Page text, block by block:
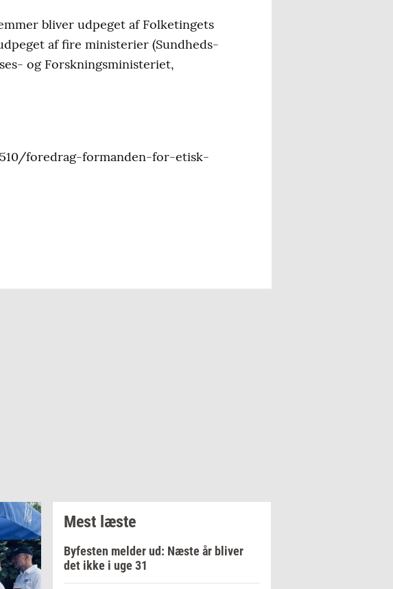
bliver udpeget af Folketingets
af fire ministerier (Sundheds-
og Forskningsministeriet,
foredrag-formanden-for-etisk-
Mest læste
Byfesten melder ud: Næste år bliver
det ikke i uge 31